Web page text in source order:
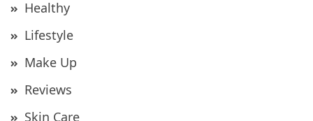
Healthy
Lifestyle
Make Up
Reviews
Skin Care